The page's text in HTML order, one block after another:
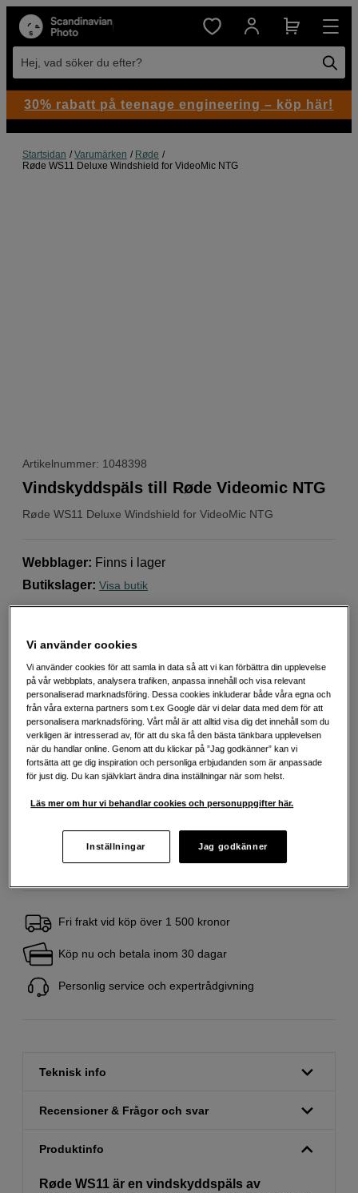
Hej, vad söker du efter?
Startsidan Varumärken
Røde
Røde WS11 Deluxe Windshield for VideoMic NTG
Artikelnummer: 1048398
Røde WS11 Deluxe Windshield for VideoMic NTG
Vindskyddspäls till Røde Videomic NTG
Webblager: Finns i lager
Butikslager: Visa butik
Längd 12,5 cm
Mer information
469 SEK
Handla tryggt med delbetalning eller faktura Info
Antal
Fri frakt vid köp över 1 500 kronor
Köp nu och betala inom 30 dagar
Personlig service och expertrådgivning
Teknisk info
Recensioner & Frågor och svar
Produktinfo
Røde WS11 är en vindskyddspäls av
30% rabatt på teenage engineering – köp här!
Vi använder cookies
Vi använder cookies för att samla in data så att vi kan förbättra din upplevelse
på vår webbplats, analysera trafiken, anpassa innehåll och visa relevant
personaliserad marknadsföring. Dessa cookies inkluderar både våra egna och
från våra externa partners som t.ex Google där vi delar data med dem för att
personalisera marknadsföring. Vårt mål är att alltid visa dig det innehåll som du
verkligen är intresserad av, för att du ska få den bästa tänkbara upplevelsen
när du handlar online. Genom att du klickar på ”Jag godkänner” kan vi
fortsätta att ge dig inspiration och personliga erbjudanden som är anpassade
för just dig. Du kan självklart ändra dina inställningar när som helst.
Läs mer om hur vi behandlar cookies och personuppgifter här.
Inställningar Jag godkänner